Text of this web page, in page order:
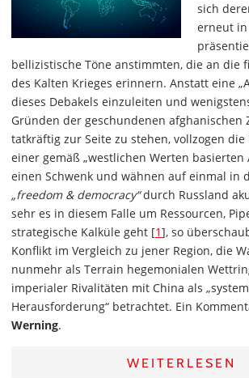
sich
erneut
bellizistische Töne anstimmten, die an die
des Kalten Krieges erinnern. Anstatt eine
dieses Debakels einzuleiten und
Gründen der geschundenen afghanischen
tatkräftig zur Seite zu stehen, vollzogen die
einer gemäß „westlichen Werten basierten
einen Schwenk und wähnen auf einmal in
„freedom & democracy“durch Russland
sehr es in diesem Falle um Ressourcen,
strategische Kalküle geht [1], so
Konflikt im Vergleich zu jener Region, die
nunmehr als Terrain hegemonialen
imperialer Rivalitäten mit China als
Herausforderung“ betrachtet. Ein
Werning.
WEITERLESEN